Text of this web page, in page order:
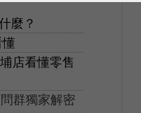
麼？
店看懂零售
群獨家解密